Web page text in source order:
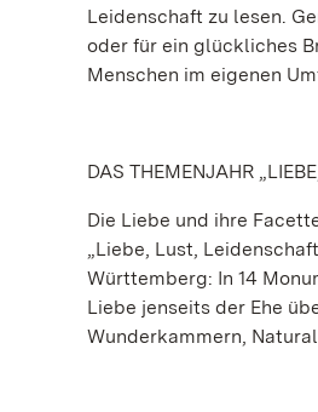
Leidenschaft zu lesen.
oder für ein glückliches
Menschen im eigenen
DAS THEMENJAHR
Die Liebe und ihre
„Liebe, Lust,
Württemberg: In 14
Liebe jenseits der Ehe
Wunderkammern,